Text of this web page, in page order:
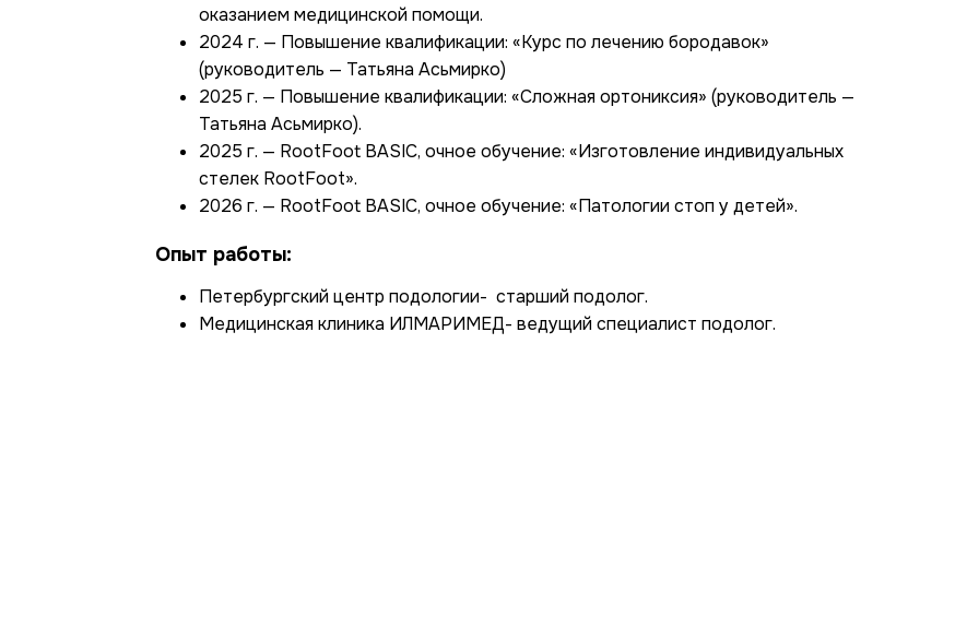
оказанием медицинской помощи.
2024 г. — Повышение квалификации: «Курс по лечению бородавок»
(руководитель — Татьяна Асьмирко)
2025 г. — Повышение квалификации: «Сложная ортониксия» (руководитель —
Татьяна Асьмирко).
2025 г. — RootFoot BASIC, очное обучение: «Изготовление индивидуальных
стелек RootFoot».
2026 г. — RootFoot BASIC, очное обучение: «Патологии стоп у детей».
Опыт работы:
Петербургский центр подологии- старший подолог.
Медицинская клиника ИЛМАРИМЕД- ведущий специалист подолог.